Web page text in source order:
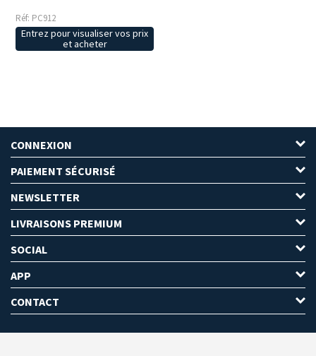
Réf: PC912
Entrez pour visualiser vos prix
et acheter
CONNEXION
PAIEMENT SÉCURISÉ
NEWSLETTER
LIVRAISONS PREMIUM
SOCIAL
APP
CONTACT